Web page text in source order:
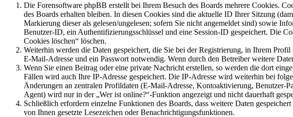
Die Forensoftware phpBB erstellt bei Ihrem Besuch des Boards mehrere Cookies.
des Boards erhalten bleiben. In diesen Cookies sind die aktuelle ID Ihrer Sitzung
Markierung dieser als gelesen/ungelesen; sofern Sie nicht angemeldet sind) sowie
Benutzer-ID, ein Authentifizierungsschlüssel und eine Session-ID gespeichert. Die
Cookies löschen“ löschen.
Weiterhin werden die Daten gespeichert, die Sie bei der Registrierung, in Ihrem
E-Mail-Adresse und ein Passwort notwendig. Wenn durch den Betreiber weitere
Wenn Sie einen Beitrag oder eine private Nachricht erstellen, so werden die dort
Fällen wird auch Ihre IP-Adresse gespeichert. Die IP-Adresse wird weiterhin bei
Änderungen an zentralen Profildaten (E-Mail-Adresse, Kontoaktivierung, Benutzer-
Agent) wird nur in der „Wer ist online?“-Funktion angezeigt und nicht dauerhaft
Schließlich erfordern einzelne Funktionen des Boards, dass weitere Daten
von Ihnen gesetzte Lesezeichen oder Benachrichtigungsfunktionen.